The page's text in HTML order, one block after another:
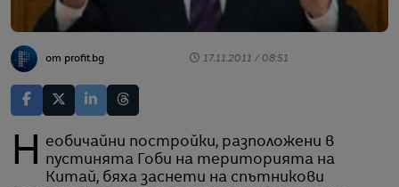
от profit.bg 17.11.2011 / 08:51
Необичайни постройки, разположени в
пустинята Гоби на територията на
Китай, бяха заснети на спътникови